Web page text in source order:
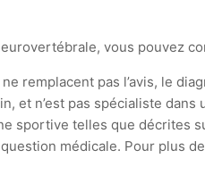
vous pouvez
pas l’avis, le
et n’est pas spécialiste
sportive telles que décrites
médicale. Pour plus